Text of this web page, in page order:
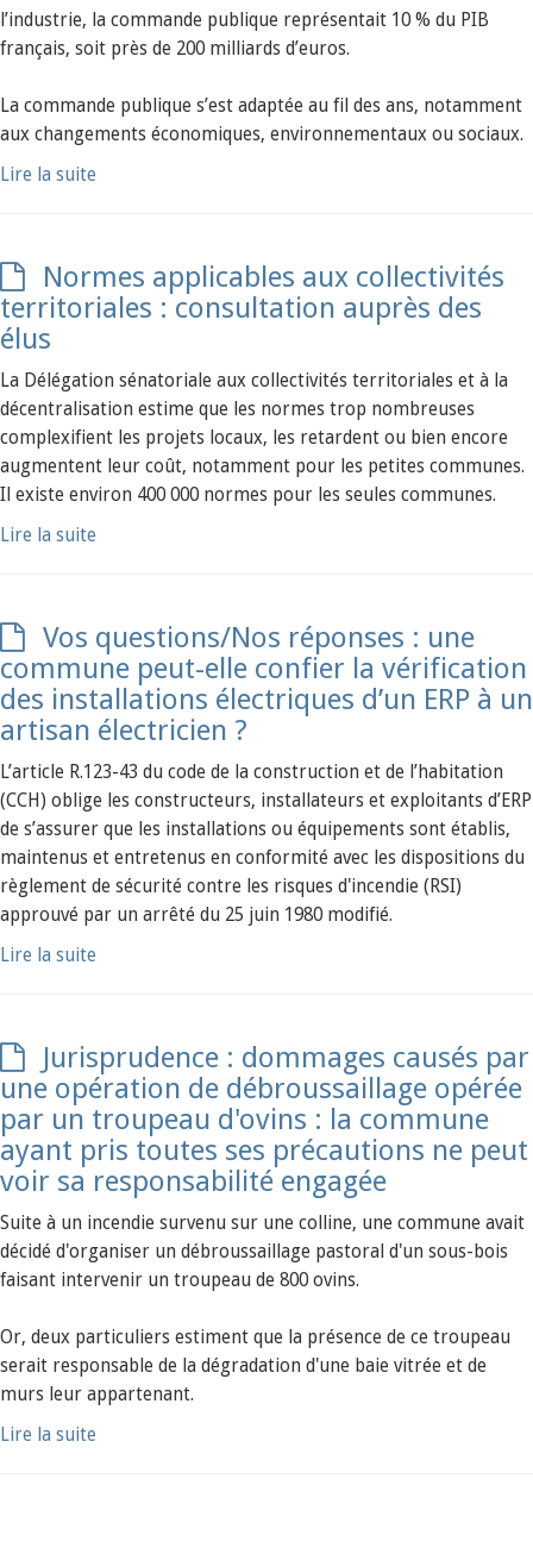
l’industrie, la commande publique représentait 10 % du PIB
français, soit près de 200 milliards d’euros.
La commande publique s’est adaptée au fil des ans, notamment
aux changements économiques, environnementaux ou sociaux.
Lire la suite
Normes applicables aux collectivités
territoriales : consultation auprès des
élus
La Délégation sénatoriale aux collectivités territoriales et à la
décentralisation estime que les normes trop nombreuses
complexifient les projets locaux, les retardent ou bien encore
augmentent leur coût, notamment pour les petites communes.
Il existe environ 400 000 normes pour les seules communes.
Lire la suite
Vos questions/Nos réponses : une
commune peut-elle confier la vérification
des installations électriques d’un ERP à un
artisan électricien ?
L’article R.123-43 du code de la construction et de l’habitation
(CCH) oblige les constructeurs, installateurs et exploitants d’ERP
de s’assurer que les installations ou équipements sont établis,
maintenus et entretenus en conformité avec les dispositions du
règlement de sécurité contre les risques d'incendie (RSI)
approuvé par un arrêté du 25 juin 1980 modifié.
Lire la suite
Jurisprudence : dommages causés par
une opération de débroussaillage opérée
par un troupeau d'ovins : la commune
ayant pris toutes ses précautions ne peut
voir sa responsabilité engagée
Suite à un incendie survenu sur une colline, une commune avait
décidé d'organiser un débroussaillage pastoral d'un sous-bois
faisant intervenir un troupeau de 800 ovins.
Or, deux particuliers estiment que la présence de ce troupeau
serait responsable de la dégradation d'une baie vitrée et de
murs leur appartenant.
Lire la suite